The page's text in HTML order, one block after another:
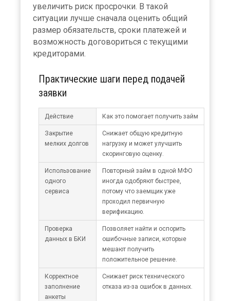
увеличить риск просрочки. В такой
ситуации лучше сначала оценить общий
размер обязательств, сроки платежей и
возможность договориться с текущими
кредиторами.
Практические шаги перед подачей
заявки
Действие Как это помогает получить займ
Закрытие
мелких долгов
Снижает общую кредитную
нагрузку и может улучшить
скоринговую оценку.
Использование
одного
сервиса
Повторный займ в одной МФО
иногда одобряют быстрее,
потому что заемщик уже
проходил первичную
верификацию.
Проверка
данных в БКИ
Позволяет найти и оспорить
ошибочные записи, которые
мешают получить
положительное решение.
Корректное
заполнение
анкеты
Снижает риск технического
отказа из-за ошибок в данных.